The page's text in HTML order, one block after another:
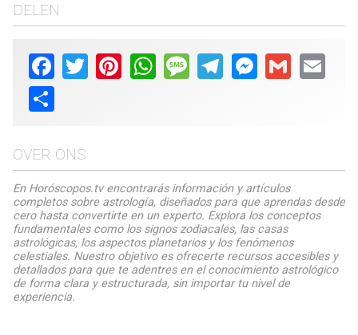
DELEN
Facebook
Twitter PinterestWhatsAppMessageTelegramMessenger
Gmail Email
Share
OVER ONS
En Horóscopos.tv encontrarás información y artículos
completos sobre astrología, diseñados para que aprendas desde
cero hasta convertirte en un experto. Explora los conceptos
fundamentales como los signos zodiacales, las casas
astrológicas, los aspectos planetarios y los fenómenos
celestiales. Nuestro objetivo es ofrecerte recursos accesibles y
detallados para que te adentres en el conocimiento astrológico
de forma clara y estructurada, sin importar tu nivel de
experiencia.